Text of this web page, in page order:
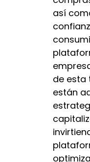
así
de esta
están